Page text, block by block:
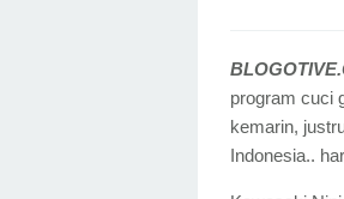
program cuci
kemarin,
Indonesia..